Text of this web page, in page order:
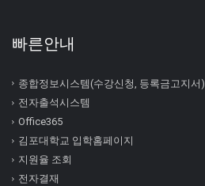
빠른안내
종합정보시스템(수강신청, 등록금고지서)
전자출석시스템
Office365
김포대학교 입학홈페이지
지원율 조회
전자결재